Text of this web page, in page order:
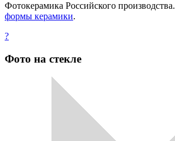
Фотокерамика Российского производства.
формы керамики.
?
Фото на стекле